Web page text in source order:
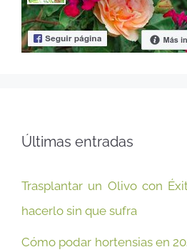
Últimas entradas
Trasplantar un Olivo con
hacerlo sin que sufra
Cómo podar hortensias en